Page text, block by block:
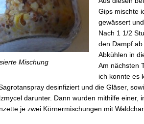
Mischung
Gips mischte
gewässert
Nach 1 1/2
den Dampf
Abkühlen in
Am nächsten
ich konnte es
desinfiziert und die Gläser,
darunter. Dann wurden mithilfe einer,
je zwei Körnermischungen mit